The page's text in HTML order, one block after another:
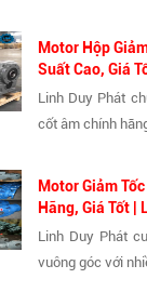
Motor Hộp
Suất Cao, Giá
Linh Duy Phát
cốt âm chính
Motor Giảm
Hãng, Giá Tốt |
Linh Duy Phát
vuông góc với